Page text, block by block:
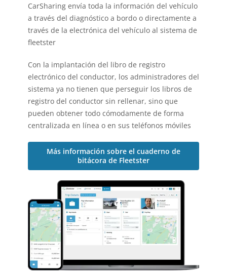
CarSharing envía toda la información del vehículo
a través del diagnóstico a bordo o directamente a
través de la electrónica del vehículo al sistema de
fleetster
Con la implantación del libro de registro
electrónico del conductor, los administradores del
sistema ya no tienen que perseguir los libros de
registro del conductor sin rellenar, sino que
pueden obtener todo cómodamente de forma
centralizada en línea o en sus teléfonos móviles
Más información sobre el cuaderno de
bitácora de Fleetster